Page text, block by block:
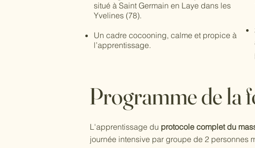
situé à Saint Germain en Laye dans les
Yvelines (78).
Un cadre cocooning, calme et propice à
l’apprentissage.
Programme de la
L'apprentissage du protocole complet du
journée intensive par groupe de 2 personnes